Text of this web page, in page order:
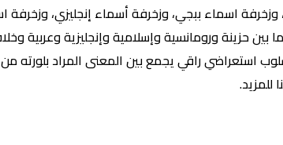
بين حزينة ورومانسية وإسلامية وإنجليزية وعربية
راقي يجمع بين المعنى المراد بلورته من